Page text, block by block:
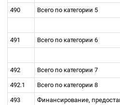
490 Всего по категории 5
491 Всего по категории 6
492 Всего по категории 7
492.1 Всего по категории 8
493 Финансирование,